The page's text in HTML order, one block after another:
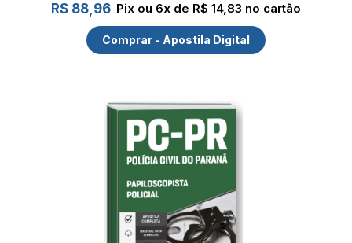
R$ 88,96 Pix ou 6x de R$ 14,83 no cartão
Comprar - Apostila Digital